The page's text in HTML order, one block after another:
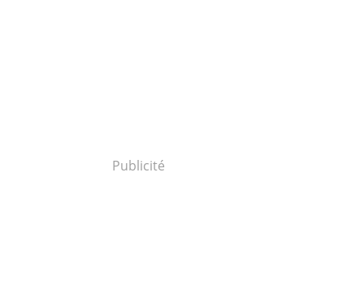
Publicité